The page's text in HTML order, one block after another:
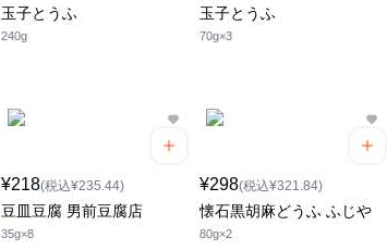
玉子とうふ
240g
玉子とうふ
70g×3
¥218(税込¥235.44)
豆皿豆腐 男前豆腐店
35g×8
¥298(税込¥321.84)
懐石黒胡麻どうふ ふじや
80g×2